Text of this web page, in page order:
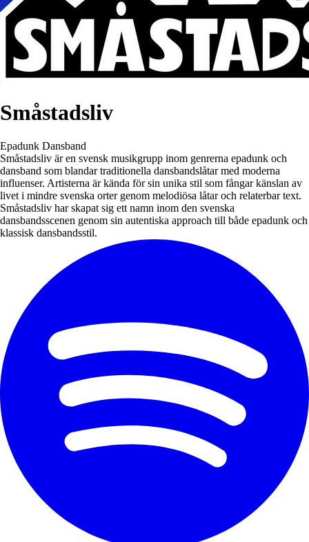
Småstadsliv
Epadunk Dansband
Småstadsliv är en svensk musikgrupp inom genrerna epadunk och
dansband som blandar traditionella dansbandslåtar med moderna
influenser. Artisterna är kända för sin unika stil som fångar känslan av
livet i mindre svenska orter genom melodiösa låtar och relaterbar text.
Småstadsliv har skapat sig ett namn inom den svenska
dansbandsscenen genom sin autentiska approach till både epadunk och
klassisk dansbandsstil.